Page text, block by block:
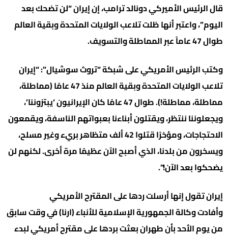
قال الرئيس الأميركي دونالد ترامب، إن إيران “لن تضحك بعد
اليوم”، واعتبر أنها ظلت تلاعب الولايات المتحدة وبقية العالم
طوال 47 عاماً عبر المماطلة والتسويف.
وكتب الرئيس الأمريكي على شبكة “تروث سوشيال”: “إيران
تلاعب الولايات المتحدة وبقية العالم منذ 47 عامًا (مماطلة،
مماطلة، مماطلة!). طوال 47 عامًا كان الإيرانيون ‘يبتزوننا’،
ويجعلوننا ننتظر، ويقتلون أبناءنا بعبواتهم الناسفة، ويقمعون
الاحتجاجات، ومؤخرًا قتلوا 42 ألف متظاهر بريء وغير مسلح،
ويسخرون من بلدنا، الذي أصبح الآن عظيمًا مرة أخرى. لكنهم لن
يضحكوا بعد الآن!”.
إيران تقول إنها أرسلت ردها على المقترح الأمريكي
وأفادت وكالة الجمهورية الإسلامية للأنباء (ارنا) في وقت سابق
من يوم الأحد بأن طهران ​بعثت بردها على مقترح أمريكي لبدء